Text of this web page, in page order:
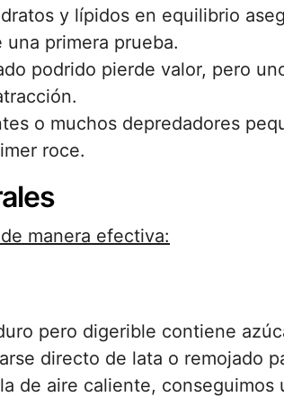
y lípidos en equilibrio
primera prueba.
podrido pierde valor, pero
o muchos depredadores
roce.
manera efectiva:
pero digerible contiene
directo de lata o remojado
de aire caliente, conseguimos